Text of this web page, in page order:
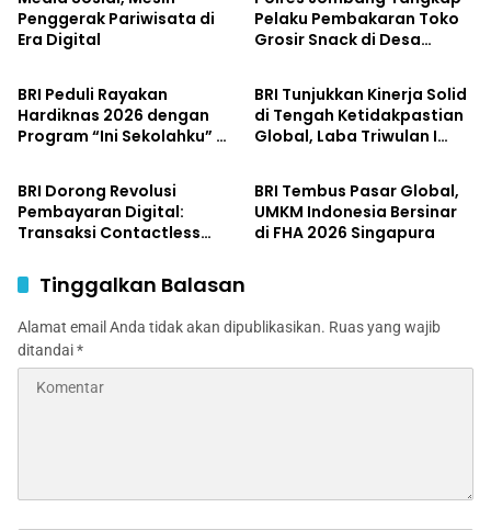
Penggerak Pariwisata di
Era Digital
Pelaku Pembakaran Toko
Grosir Snack di Desa
Ekonomi Bisnis
BRI Peduli Rayakan
Hardiknas 2026 dengan
Program “Ini Sekolahku” di
Ekonomi Bisnis
BRI Tunjukkan Kinerja Solid
di Tengah Ketidakpastian
Global, Laba Triwulan I
Ekonomi Bisnis
BRI Dorong Revolusi
Pembayaran Digital:
Transaksi Contactless
Ekonomi Bisnis
BRI Tembus Pasar Global,
UMKM Indonesia Bersinar
di FHA 2026 Singapura
Tinggalkan Balasan
Alamat email Anda tidak akan dipublikasikan. Ruas yang wajib
ditandai*